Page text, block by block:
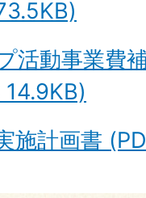
活動事業費
施計画書